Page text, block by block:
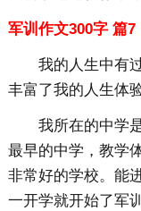
军训作文300字 篇7
我的人生中有
丰富了我的人生体验
我所在的中学
最早的中学，教学
非常好的学校。能
一开学就开始了军